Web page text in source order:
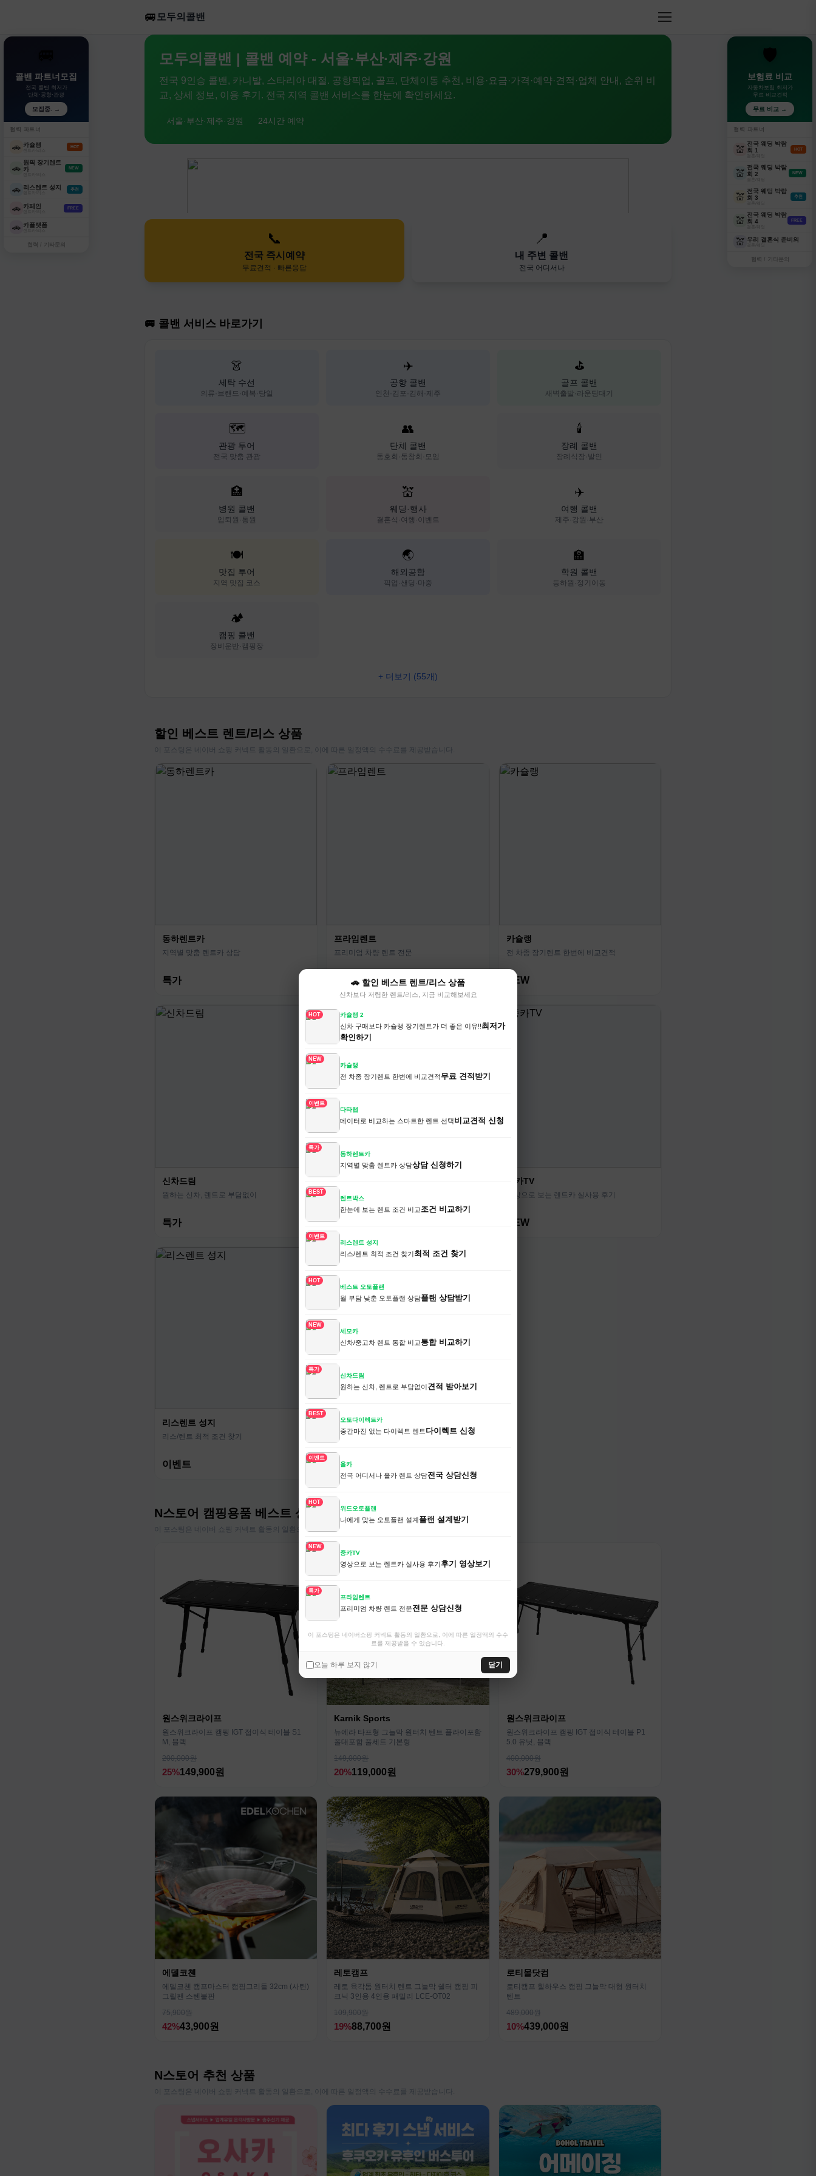
🚗 할인 베스트 렌트/리스 상품
신차보다 저렴한 렌트/리스, 지금 비교해보세요
HOT 카슐랭 2
신차 구매보다 카슐랭 장기렌트가 더 좋은 이유!!최저가
확인하기
NEW
카슐랭
전 차종 장기렌트 한번에 비교견적무료 견적받기
이벤트
다타랩
데이터로 비교하는 스마트한 렌트 선택비교견적 신청
특가
동하렌트카
지역별 맞춤 렌트카 상담상담 신청하기
BEST
렌트박스
한눈에 보는 렌트 조건 비교조건 비교하기
이벤트
리스렌트 성지
리스/렌트 최적 조건 찾기최적 조건 찾기
HOT
베스트 오토플랜
월 부담 낮춘 오토플랜 상담플랜 상담받기
NEW
세모카
신차/중고차 렌트 통합 비교통합 비교하기
특가
신차드림
원하는 신차, 렌트로 부담없이견적 받아보기
BEST
오토다이렉트카
중간마진 없는 다이렉트 렌트 다이렉트 신청
이벤트
올카
전국 어디서나 올카 렌트 상담전국 상담신청
HOT
위드오토플랜
나에게 맞는 오토플랜 설계플랜 설계받기
NEW
중카TV
영상으로 보는 렌트카 실사용 후기후기 영상보기
특가
프라임렌트
프리미엄 차량 렌트 전문전문 상담신청
이 포스팅은 네이버쇼핑 커넥트 활동의 일환으로, 이에 따른 일정액의 수수
료를 제공받을 수 있습니다.
오늘 하루 보지 않기 닫기
🚐 모두의콜밴
모두의콜밴 | 콜밴 예약 - 서울·부산·제주·강원
전국 9인승 콜밴, 카니발, 스타리아 대절. 공항픽업, 골프, 단체이동 추천, 비용·요금·가격·예약·견적·업체 안내, 순위 비
교, 상세 정보, 이용 후기. 전국 지역 콜밴 서비스를 한눈에 확인하세요.
서울·부산·제주·강원 24시간 예약
📞
전국 즉시예약
무료견적 · 빠른응답
📍
내 주변 콜밴
전국 어디서나
🚐 콜밴 서비스 바로가기
👗
세탁 수선
의류·브랜드·예복·당일
✈️
공항 콜밴
인천·김포·김해·제주
⛳
골프 콜밴
새벽출발·라운딩대기
🗺️
관광 투어
전국 맞춤 관광
👥
단체 콜밴
동호회·동창회·모임
🕯️
장례 콜밴
장례식장·발인
🏥
병원 콜밴
입퇴원·통원
💒
웨딩·행사
결혼식·여행·이벤트
✈️
여행 콜밴
제주·강원·부산
🍽️
맛집 투어
지역 맛집 코스
🌏
해외공항
픽업·샌딩·마중
🏫
학원 콜밴
등하원·정기이동
🏕️
캠핑 콜밴
장비운반·캠핑장
+ 더보기 (55개)
할인 베스트 렌트/리스 상품
이 포스팅은 네이버 쇼핑 커넥트 활동의 일환으로, 이에 따른 일정액의 수수료를 제공받습니다.
동하렌트카
지역별 맞춤 렌트카 상담
특가
프라임렌트
프리미엄 차량 렌트 전문
특가
카슐랭
전 차종 장기렌트 한번에 비교견적
NEW
신차드림
원하는 신차, 렌트로 부담없이
특가
나에게 맞는 오토플랜 설계
HOT
중카TV
영상으로 보는 렌트카 실사용 후기
NEW
리스렌트 성지
리스/렌트 최적 조건 찾기
이벤트
세모카
신차/중고차 렌트 통합 비교
NEW
N스토어 캠핑용품 베스트 상품
이 포스팅은 네이버 쇼핑 커넥트 활동의 일환으로, 이에 따른 일정액의 수수료를 제공받습니다.
원스위크라이프
원스위크라이프 캠핑 IGT 접이식 테이블 S1
M, 블랙
200,000원
25%149,900원
Karnik Sports
뉴에라 타프형 그늘막 원터치 텐트 플라이포함
폴대포함 풀세트 기본형
149,000원
20%119,000원
원스위크라이프
원스위크라이프 캠핑 IGT 접이식 테이블 P1
5.0 유닛, 블랙
400,000원
30%279,900원
에델코첸
에델코첸 캠프마스터 캠핑그리들 32cm (사틴)
그릴팬 스텐불판
75,900원
42%43,900원
레토캠프
레토 육각돔 원터치 텐트 그늘막 쉘터 캠핑 피
크닉 3인용 4인용 패밀리 LCE-OT02
109,900원
19%88,700원
로티몰닷컴
로티캠프 힐하우스 캠핑 그늘막 대형 원터치
텐트
489,000원
10%439,000원
N스토어 추천 상품
이 포스팅은 네이버 쇼핑 커넥트 활동의 일환으로, 이에 따른 일정액의 수수료를 제공받습니다.
콜밴 파트너모집
전국 콜밴 최저가
단체·공항·관광
모집중. →
협력 파트너
🚗 카슐랭
렌트카/리스
HOT
🚗
원픽 장기렌트
카
NEW
🚗 리스렌트 성지 추천
🚗 카페인 FREE
🚗 카플랫폼
렌트카/리스
협력 / 기타문의
🛡️
보험료 비교
자동차보험 최저가
무료 비교견적
무료 비교 →
협력 파트너
💒
전국 웨딩 박람
회 1
HOT
💒
전국 웨딩 박람
회 2
NEW
💒
전국 웨딩 박람
회 3
추천
💒
전국 웨딩 박람
회 4
FREE
💒 우리 결혼식 준비의
협력 / 기타문의